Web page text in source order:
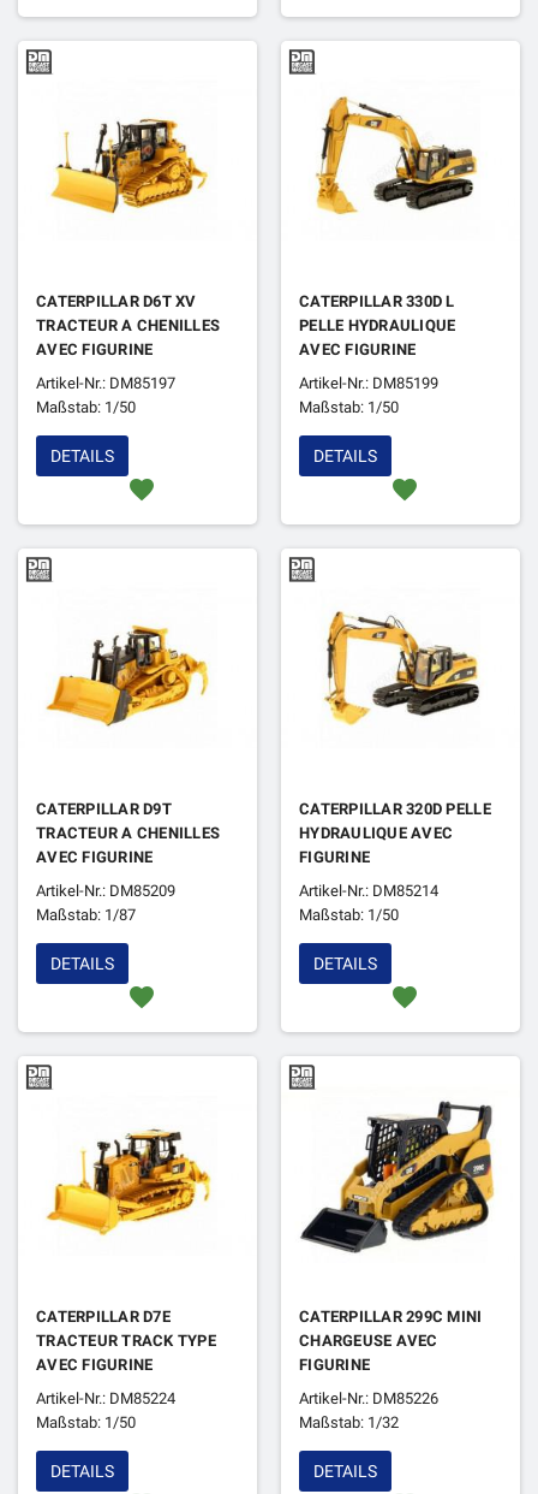
CATERPILLAR D6T XV
TRACTEUR A CHENILLES
AVEC FIGURINE
Artikel-Nr.: DM85197
Maßstab: 1/50
favorite
DETAILS
CATERPILLAR 330D L
PELLE HYDRAULIQUE
AVEC FIGURINE
Artikel-Nr.: DM85199
Maßstab: 1/50
favorite
DETAILS
CATERPILLAR D9T
TRACTEUR A CHENILLES
AVEC FIGURINE
Artikel-Nr.: DM85209
Maßstab: 1/87
favorite
DETAILS
CATERPILLAR 320D PELLE
HYDRAULIQUE AVEC
FIGURINE
Artikel-Nr.: DM85214
Maßstab: 1/50
favorite
DETAILS
CATERPILLAR D7E
TRACTEUR TRACK TYPE
AVEC FIGURINE
Artikel-Nr.: DM85224
Maßstab: 1/50
DETAILS
CATERPILLAR 299C MINI
CHARGEUSE AVEC
FIGURINE
Artikel-Nr.: DM85226
Maßstab: 1/32
DETAILS